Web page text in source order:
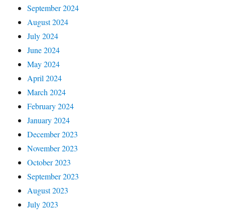
September 2024
August 2024
July 2024
June 2024
May 2024
April 2024
March 2024
February 2024
January 2024
December 2023
November 2023
October 2023
September 2023
August 2023
July 2023